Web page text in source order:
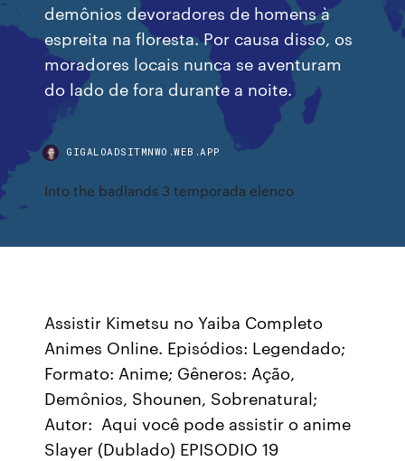
demônios devoradores de homens à
espreita na floresta. Por causa disso, os
moradores locais nunca se aventuram
do lado de fora durante a noite.
GIGALOADSITMNWO.WEB.APP
Into the badlands 3 temporada elenco
Assistir Kimetsu no Yaiba Completo
Animes Online. Episódios: Legendado;
Formato: Anime; Gêneros: Ação,
Demônios, Shounen, Sobrenatural;
Autor: Aqui você pode assistir o anime
Slayer (Dublado) EPISODIO 19